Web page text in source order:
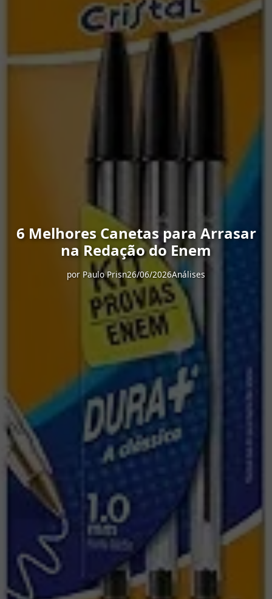
6 Melhores Canetas para Arrasar
na Redação do Enem
por Paulo Prisn26/06/2026Análises